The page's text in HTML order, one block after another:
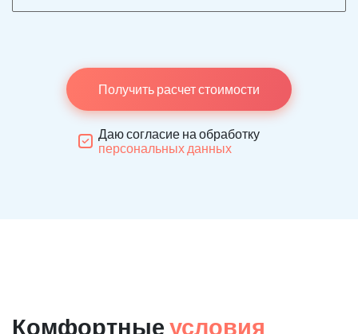
Получить расчет стоимости
Даю согласие на обработку
персональных данных
Комфортные условия